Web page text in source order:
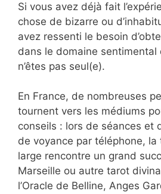
Si vous avez déjà fait
chose de bizarre ou
avez ressenti le besoin
dans le domaine sentimental
n’êtes pas seul(e).
En France, de nombreuses
tournent vers les médiums
conseils : lors de séances et
de voyance par téléphone, la
large rencontre un grand
Marseille ou autre tarot
l’Oracle de Belline, Anges